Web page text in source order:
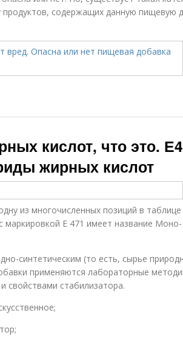
содержащих данную пищевую
кислот, что это.
жирных кислот
из многочисленных позиций в таблице
маркировкой Е 471 имеет название
синтетическим (то есть, сырье
применяются лабораторные
свойствами стабилизатора.